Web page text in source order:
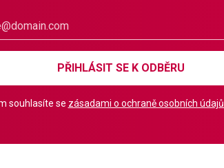
PŘIHLÁSIT SE K ODBĚRU
souhlasíte se zásadami o ochraně osobních údajů.